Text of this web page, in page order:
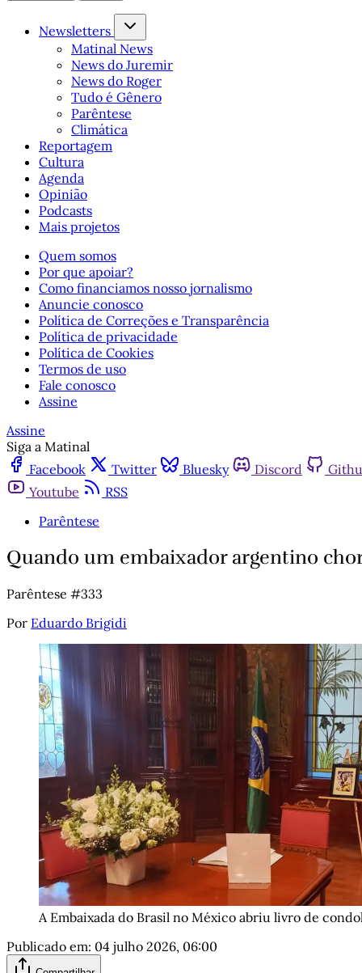
Newsletters
Matinal News
News do Juremir
News do Roger
Tudo é Gênero
Parêntese
Climática
Reportagem
Cultura
Agenda
Opinião
Podcasts
Mais projetos
Quem somos
Por que apoiar?
Como financiamos nosso jornalismo
Anuncie conosco
Política de Correções e Transparência
Política de privacidade
Política de Cookies
Termos de uso
Fale conosco
Assine
Assine
Siga a Matinal
Facebook
Twitter Bluesky Discord
Youtube
RSS
Parêntese
Quando um embaixador argentino
Parêntese #333
Por Eduardo Brigidi
A Embaixada do Brasil no México abriu livro de
Publicado em: 04 julho 2026, 06:00